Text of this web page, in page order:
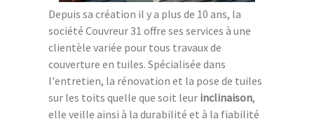
Depuis sa création il y a plus de 10 ans, la
société Couvreur 31 offre ses services à une
clientèle variée pour tous travaux de
couverture en tuiles. Spécialisée dans
l'entretien, la rénovation et la pose de tuiles
sur les toits quelle que soit leur inclinaison,
elle veille ainsi à la durabilité et à la fiabilité